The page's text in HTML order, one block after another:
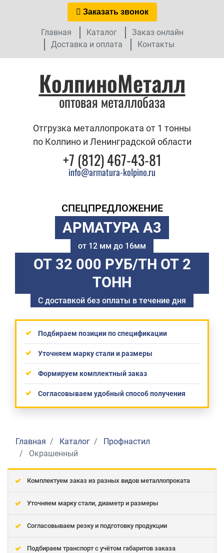
Заказать звонок
Главная Каталог
Заказ онлайн
Доставка и оплата
Контакты
КолпиноМеталл
оптовая металлобаза
Отгрузка металлопроката от 1 тонны
по Колпино и Ленинградской области
+7 (812) 467-43-81
info@armatura-kolpino.ru
СПЕЦПРЕДЛОЖЕНИЕ
АРМАТУРА А3
от 12 мм до 16мм
ОТ 32 000 РУБ/ТН ОТ 2
ТОНН
С доставкой без оплаты в течение дня
Подбираем позиции по спецификации
Уточняем марку стали и размеры
Формируем комплектный заказ
Согласовываем удобный способ получения
Главная Каталог
Профнастил
Окрашенный
Комплектуем заказ из разных видов металлопроката
Уточняем марку стали, диаметр и размеры
Согласовываем резку и подготовку продукции
Подбираем транспорт с учётом габаритов заказа